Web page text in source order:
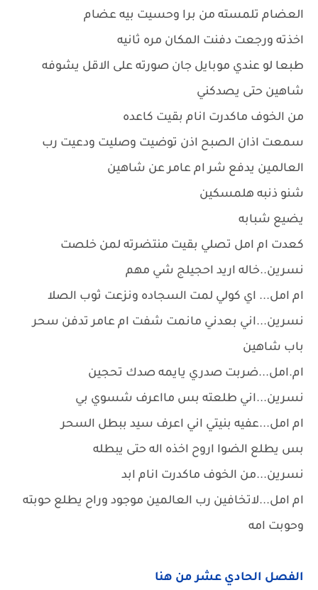
العضام تلمسته من برا وحسيت بيه عضام
اخذته ورجعت دفنت المكان مره ثانيه
طبعا لو عندي موبايل جان صورته على الاقل يشوفه
شاهين حتى يصدكني
من الخوف ماكدرت انام بقيت كاعده
سمعت اذان الصبح اذن توضيت وصليت ودعيت رب
العالمين يدفع شر ام عامر عن شاهين
شنو ذنبه هلمسكين
يضيع شبابه
كعدت ام امل تصلي بقيت منتضرته لمن خلصت
نسرين..خاله اريد احجيلج شي مهم
ام امل... اي كولي لمت السجاده ونزعت ثوب الصلا
نسرين...اني بعدني مانمت شفت ام عامر تدفن سحر
باب شاهين
ام.امل...ضربت صدري يايمه صدك تحجين
نسرين...اني طلعته بس مااعرف شسوي بي
ام امل...عفيه بنيتي اني اعرف سيد ببطل السحر
بس يطلع الضوا اروح اخذه اله حتى يبطله
نسرين...من الخوف ماكدرت انام ابد
ام امل...لاتخافين رب العالمين موجود وراح يطلع حوبته
وحوبت امه
الفصل الحادي عشر من هنا